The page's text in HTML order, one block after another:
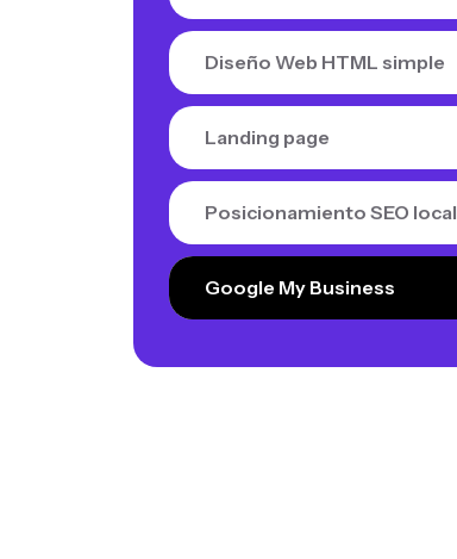
Diseño Web HTML simple
Landing page
Posicionamiento SEO local
Google My Business